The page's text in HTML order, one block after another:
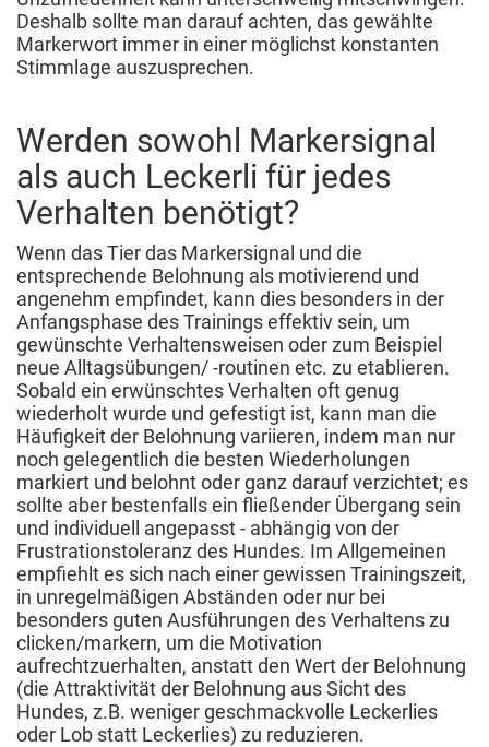
Deshalb sollte man darauf achten, das gewählte
Markerwort immer in einer möglichst konstanten
Stimmlage auszusprechen.
Werden sowohl Markersignal
als auch Leckerli für jedes
Verhalten benötigt?
Wenn das Tier das Markersignal und die
entsprechende Belohnung als motivierend und
angenehm empfindet, kann dies besonders in der
Anfangsphase des Trainings effektiv sein, um
gewünschte Verhaltensweisen oder zum Beispiel
neue Alltagsübungen/ -routinen etc. zu etablieren.
Sobald ein erwünschtes Verhalten oft genug
wiederholt wurde und gefestigt ist, kann man die
Häufigkeit der Belohnung variieren, indem man nur
noch gelegentlich die besten Wiederholungen
markiert und belohnt oder ganz darauf verzichtet; es
sollte aber bestenfalls ein fließender Übergang sein
und individuell angepasst - abhängig von der
Frustrationstoleranz des Hundes. Im Allgemeinen
empfiehlt es sich nach einer gewissen Trainingszeit,
in unregelmäßigen Abständen oder nur bei
besonders guten Ausführungen des Verhaltens zu
clicken/markern, um die Motivation
aufrechtzuerhalten, anstatt den Wert der Belohnung
(die Attraktivität der Belohnung aus Sicht des
Hundes, z.B. weniger geschmackvolle Leckerlies
oder Lob statt Leckerlies) zu reduzieren.